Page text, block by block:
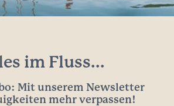
im Fluss...
Mit unserem Newsletter
mehr verpassen!